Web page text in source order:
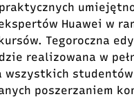
Huawei w
Tegoroczna
realizowana w
studentów
poszerzaniem